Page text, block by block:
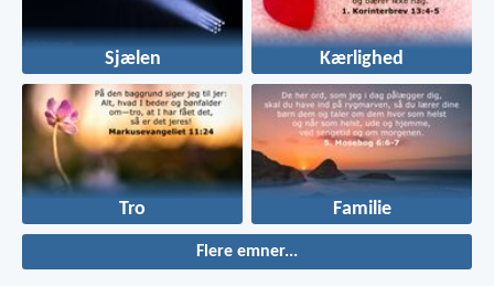
Sjælen Kærlighed
Tro Familie
Flere emner...